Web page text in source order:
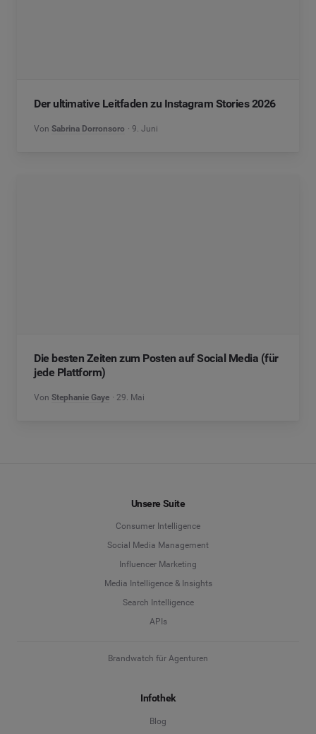
Der ultimative Leitfaden zu Instagram Stories 2026
Von Sabrina Dorronsoro 9. Juni
Die besten Zeiten zum Posten auf Social Media (für
jede Plattform)
Von Stephanie Gaye 29. Mai
Unsere Suite
Consumer Intelligence
Social Media Management
Influencer Marketing
Media Intelligence & Insights
Search Intelligence
APIs
Brandwatch für Agenturen
Infothek
Blog